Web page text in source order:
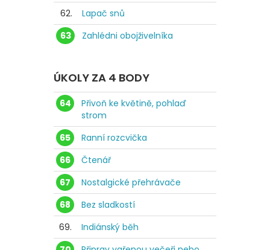
62.
Lapač snů
63
Zahlédni obojživelníka
ÚKOLY ZA 4 BODY
64
Přivoň ke květině, pohlaď
strom
65
Ranní rozcvička
66
Čtenář
67
Nostalgické přehrávače
68
Bez sladkostí
69.
Indiánský běh